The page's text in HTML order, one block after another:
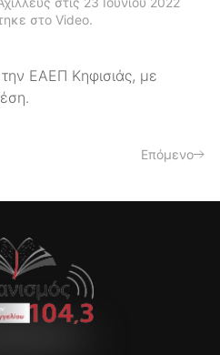
στο Video.
ΕΑΕΠ Κηφισιάς, με
Επόμενο